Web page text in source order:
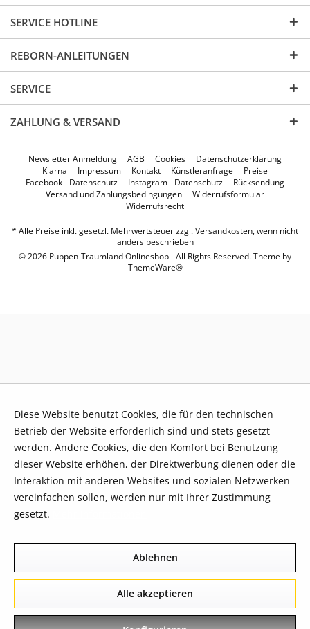
SERVICE HOTLINE
REBORN-ANLEITUNGEN
SERVICE
ZAHLUNG & VERSAND
Newsletter Anmeldung AGB Cookies
Datenschutzerklärung
Klarna
Impressum Kontakt Künstleranfrage
Preise
Facebook - Datenschutz
Instagram - Datenschutz
Rücksendung
Versand und Zahlungsbedingungen
Widerrufsformular
Widerrufsrecht
* Alle Preise inkl. gesetzl. Mehrwertsteuer zzgl.Versandkosten, wenn nicht
anders beschrieben
© 2026 Puppen-Traumland Onlineshop - All Rights Reserved. Theme by
ThemeWare®
Diese Website benutzt Cookies, die für den technischen
Betrieb der Website erforderlich sind und stets gesetzt
werden. Andere Cookies, die den Komfort bei Benutzung
dieser Website erhöhen, der Direktwerbung dienen oder die
Interaktion mit anderen Websites und sozialen Netzwerken
vereinfachen sollen, werden nur mit Ihrer Zustimmung
gesetzt.
Ablehnen
Alle akzeptieren